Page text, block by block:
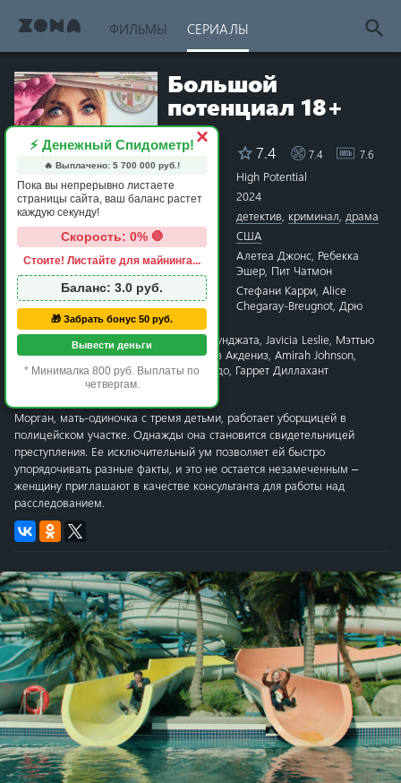
ФИЛЬМЫ СЕРИАЛЫ
10 stars
9 stars
8 stars
7 stars
6 stars
5 stars
4 stars
3 stars
2 stars
1 star
Большой
потенциал 18+
Рейтинг 7.4 7.4 7.6
High Potential
Год
2024
детектив криминал драма
США
Режиссёр
Алетеа Джонс Ребекка
Эшер Пит Чатмон
Сценарий
Стефани Карри Alice
Chegaray-Breugnot Дрю
Годдард
Актёры
Кэйтлин Олсон,Дэниел Сунджата Javicia Leslie Мэттью
Лэмб,Джуди Рейес,Дениз Акдениз Amirah Johnson
Таран Киллэм,Дж.Д. Пардо Гаррет Диллахант
17 сентября 2024 в мире
Морган, мать-одиночка с тремя детьми, работает уборщицей в
полицейском участке. Однажды она становится свидетельницей
преступления. Ее исключительный ум позволяет ей быстро
упорядочивать разные факты, и это не остается незамеченным –
женщину приглашают в качестве консультанта для работы над
расследованием.
×
⚡ Денежный Спидометр!
🔥 Выплачено: 5 700 000 руб.!
Пока вы непрерывно листаете
страницы сайта, ваш баланс растет
каждую секунду!
Скорость: 0% 🛑
Стоите! Листайте для майнинга...
Баланс: 3.0 руб.
🎁 Забрать бонус 50 руб.
Вывести деньги
* Минималка 800 руб. Выплаты по
четвергам.